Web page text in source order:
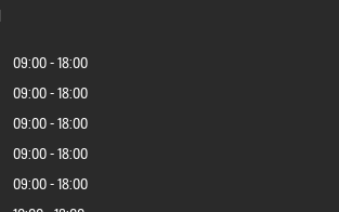
09:00
18:00
09:00
18:00
09:00
18:00
09:00
18:00
09:00
18:00